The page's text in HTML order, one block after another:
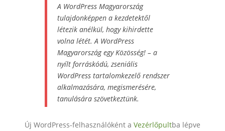
A WordPress Magyarország
tulajdonképpen a kezdetektől
létezik anélkül, hogy kihirdette
volna létét.A WordPress
Magyarország egy Közösség! – a
nyílt forráskódú, zseniális
WordPress tartalomkezelő rendszer
alkalmazására, megismerésére,
tanulására szövetkeztünk.
Új WordPress-felhasználóként a Vezérlőpultba lépve